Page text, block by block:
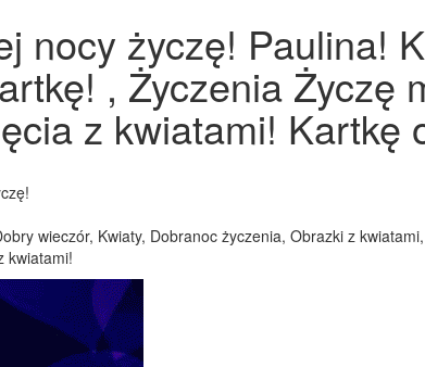
nocy życzę! Paulina!
, Życzenia Życzę
z kwiatami! Kartkę
wieczór, Kwiaty, Dobranoc życzenia, Obrazki z
kwiatami!